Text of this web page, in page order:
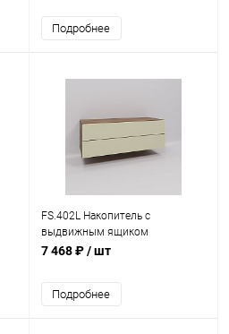
Подробнее
FS.402L Накопитель с
выдвижным ящиком
1168x450x400мм L
7 468 ₽/ шт
Подробнее